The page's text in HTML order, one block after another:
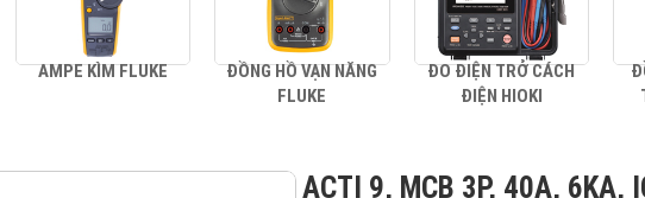
AMPE KÌM FLUKE
ĐỒNG HỒ VẠN NĂNG
FLUKE
ĐO ĐIỆN TRỞ CÁCH
ĐIỆN HIOKI
ACTI 9, MCB 3P, 40A, 6KA,